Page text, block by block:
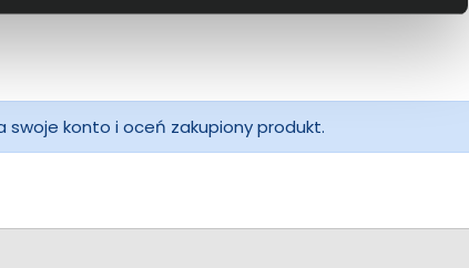
swoje konto i oceń zakupiony produkt.